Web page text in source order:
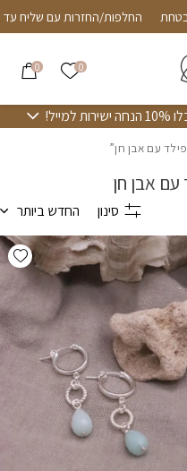
רכישה
0 הרשימה
0
עם אבן חן”
עם אבן חן
סינון החדש ביותר